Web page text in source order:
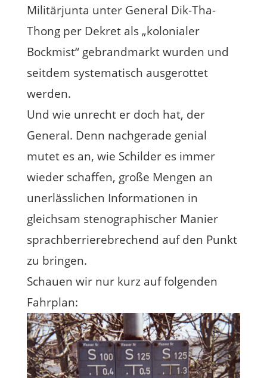
Militärjunta unter General Dik-Tha-
Thong per Dekret als „kolonialer
Bockmist“ gebrandmarkt wurden und
seitdem systematisch ausgerottet
werden.
Und wie unrecht er doch hat, der
General. Denn nachgerade genial
mutet es an, wie Schilder es immer
wieder schaffen, große Mengen an
unerlässlichen Informationen in
gleichsam stenographischer Manier
sprachberrierebrechend auf den Punkt
zu bringen.
Schauen wir nur kurz auf folgenden
Fahrplan: